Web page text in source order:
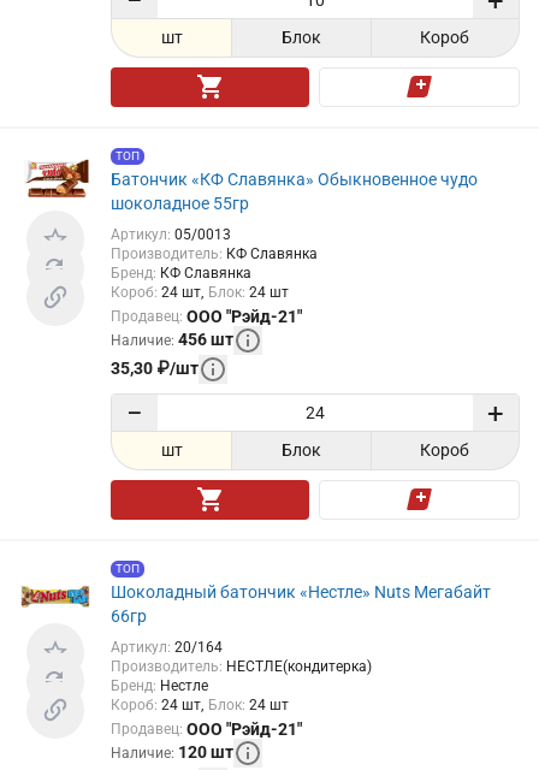
шт Блок Короб
ТОП
Батончик «КФ Славянка» Обыкновенное чудо
шоколадное 55гр
Артикул: 05/0013
Производитель: КФ Славянка
Бренд: КФ Славянка
Короб: 24 шт Блок: 24 шт
Продавец: ООО "Рэйд-21"
Наличие: 456шт
35,30 ₽/шт
− +
шт Блок Короб
ТОП
Шоколадный батончик «Нестле» Nuts Мегабайт
66гр
Артикул: 20/164
Производитель: НЕСТЛЕ(кондитерка)
Бренд: Нестле
Короб: 24 шт Блок: 24 шт
Продавец: ООО "Рэйд-21"
Наличие: 120шт